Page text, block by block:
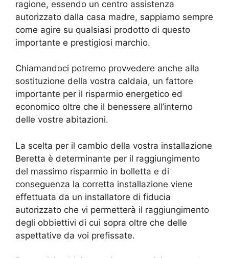
ragione, essendo un centro assistenza
autorizzato dalla casa madre, sappiamo sempre
come agire su qualsiasi prodotto di questo
importante e prestigiosi marchio.
Chiamandoci potremo provvedere anche alla
sostituzione della vostra caldaia, un fattore
importante per il risparmio energetico ed
economico oltre che il benessere all’interno
delle vostre abitazioni.
La scelta per il cambio della vostra installazione
Beretta è determinante per il raggiungimento
del massimo risparmio in bolletta e di
conseguenza la corretta installazione viene
effettuata da un installatore di fiducia
autorizzato che vi permetterà il raggiungimento
degli obbiettivi di cui sopra oltre che delle
aspettative da voi prefissate.